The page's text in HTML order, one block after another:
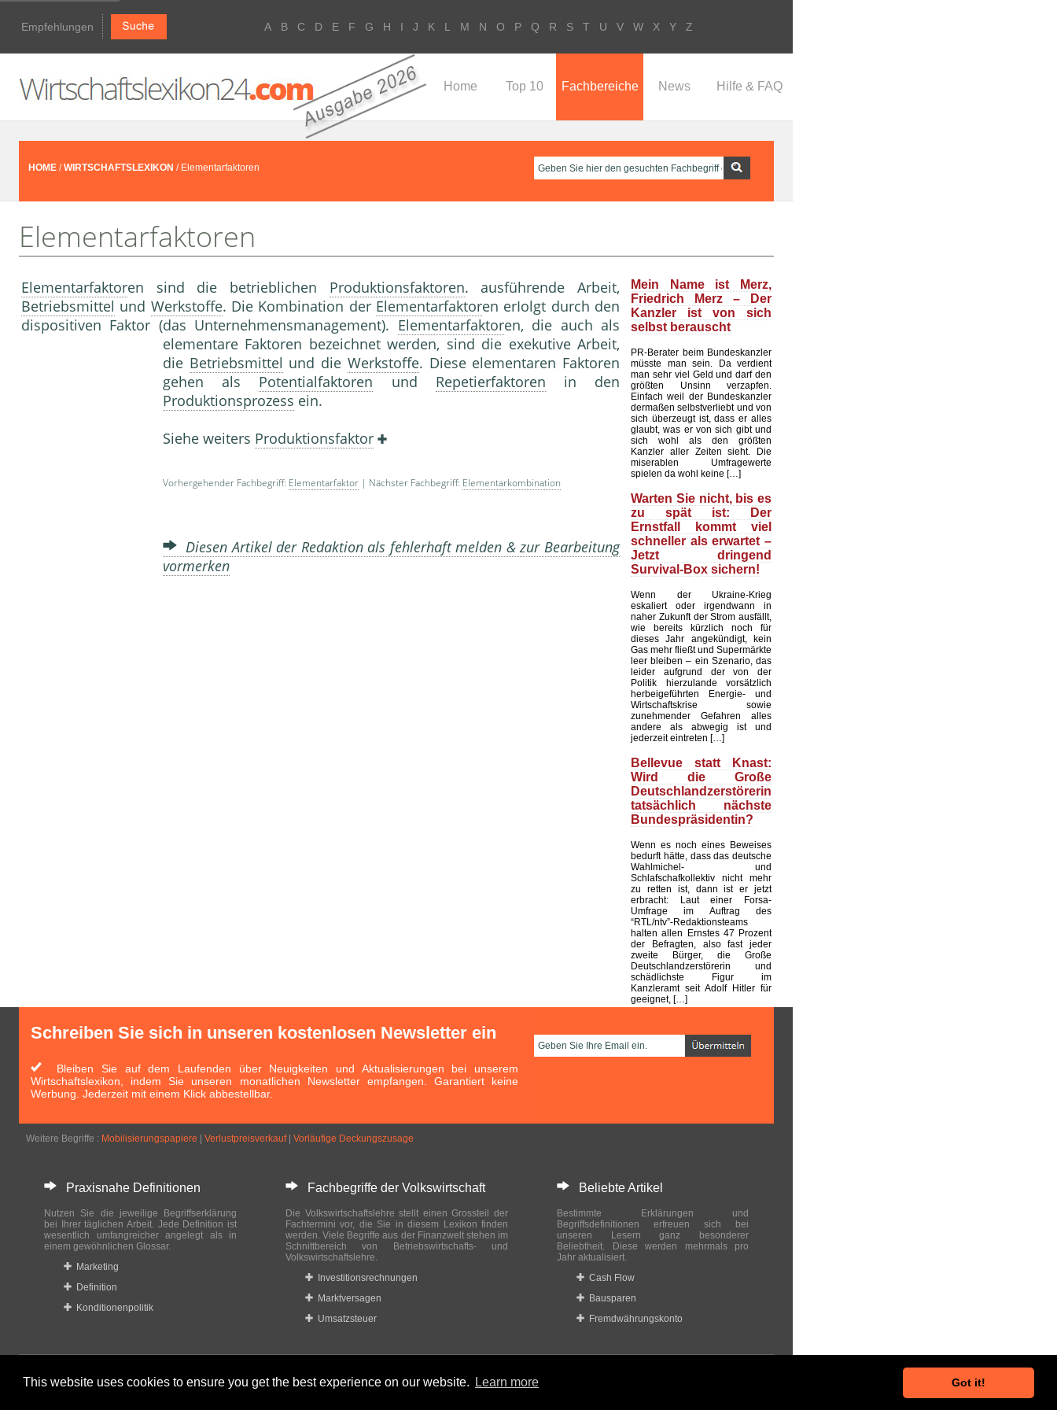
This website uses cookies to ensure you get the best experience on our website. Learn more Got it!
Empfehlungen A B C D E F G H I J K L M N O P Q R S T U V W X Y Z
Home Top 10 Fachbereiche News Hilfe & FAQ
HOME /WIRTSCHAFTSLEXIKON / Elementarfaktoren
Elementarfaktoren
Elementarfaktoren sind die betrieblichen Produktionsfaktoren. ausführende Arbeit,
Betriebsmittel und Werkstoffe. Die Kombination der Elementarfaktoren erIolgt durch den
dispositiven Faktor (das Unternehmensmanagement). Elementarfaktoren, die auch als
elementare Faktoren bezeichnet werden, sind die exekutive Arbeit,
die Betriebsmittel und die Werkstoffe. Diese elementaren Faktoren
gehen als Potentialfaktoren und Repetierfaktoren in den
Produktionsprozess ein.
Siehe weiters Produktionsfaktor
Vorhergehender Fachbegriff: Elementarfaktor | Nächster Fachbegriff: Elementarkombination
Diesen Artikel der Redaktion als fehlerhaft melden & zur Bearbeitung
vormerken
Mein Name ist Merz,
Friedrich Merz – Der
Kanzler ist von sich
selbst berauscht
PR-Berater beim Bundeskanzler
müsste man sein. Da verdient
man sehr viel Geld und darf den
größten Unsinn verzapfen.
Einfach weil der Bundeskanzler
dermaßen selbstverliebt und von
sich überzeugt ist, dass er alles
glaubt, was er von sich gibt und
sich wohl als den größten
Kanzler aller Zeiten sieht. Die
miserablen Umfragewerte
spielen da wohl keine […]
Warten Sie nicht, bis es
zu spät ist: Der
Ernstfall kommt viel
schneller als erwartet –
Jetzt dringend
Survival-Box sichern!
Wenn der Ukraine-Krieg
eskaliert oder irgendwann in
naher Zukunft der Strom ausfällt,
wie bereits kürzlich noch für
dieses Jahr angekündigt, kein
Gas mehr fließt und Supermärkte
leer bleiben – ein Szenario, das
leider aufgrund der von der
Politik hierzulande vorsätzlich
herbeigeführten Energie- und
Wirtschaftskrise sowie
zunehmender Gefahren alles
andere als abwegig ist und
jederzeit eintreten […]
Bellevue statt Knast:
Wird die Große
Deutschlandzerstörerin
tatsächlich nächste
Bundespräsidentin?
Wenn es noch eines Beweises
bedurft hätte, dass das deutsche
Wahlmichel- und
Schlafschafkollektiv nicht mehr
zu retten ist, dann ist er jetzt
erbracht: Laut einer Forsa-
Umfrage im Auftrag des
“RTL/ntv”-Redaktionsteams
halten allen Ernstes 47 Prozent
der Befragten, also fast jeder
zweite Bürger, die Große
Deutschlandzerstörerin und
schädlichste Figur im
Kanzleramt seit Adolf Hitler für
geeignet, […]
Schreiben Sie sich in unseren kostenlosen Newsletter ein
Bleiben Sie auf dem Laufenden über Neuigkeiten und Aktualisierungen bei unserem
Wirtschaftslexikon, indem Sie unseren monatlichen Newsletter empfangen. Garantiert keine
Werbung. Jederzeit mit einem Klick abbestellbar.
Weitere Begriffe : Mobilisierungspapiere Verlustpreisverkauf| Vorläufige Deckungszusage
Praxisnahe Definitionen
Nutzen Sie die jeweilige Begriffserklärung
bei Ihrer täglichen Arbeit. Jede Definition ist
wesentlich umfangreicher angelegt als in
einem gewöhnlichen Glossar.
Marketing
Definition
Konditionenpolitik
Fachbegriffe der Volkswirtschaft
Die Volkswirtschaftslehre stellt einen Grossteil der
Fachtermini vor, die Sie in diesem Lexikon finden
werden. Viele Begriffe aus der Finanzwelt stehen im
Schnittbereich von Betriebswirtschafts- und
Volkswirtschaftslehre.
Investitionsrechnungen
Marktversagen
Umsatzsteuer
Beliebte Artikel
Bestimmte Erklärungen und
Begriffsdefinitionen erfreuen sich bei
unseren Lesern ganz besonderer
Beliebtheit. Diese werden mehrmals pro
Jahr aktualisiert.
Cash Flow
Bausparen
Fremdwährungskonto